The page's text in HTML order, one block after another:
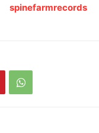
spinefarmrecords